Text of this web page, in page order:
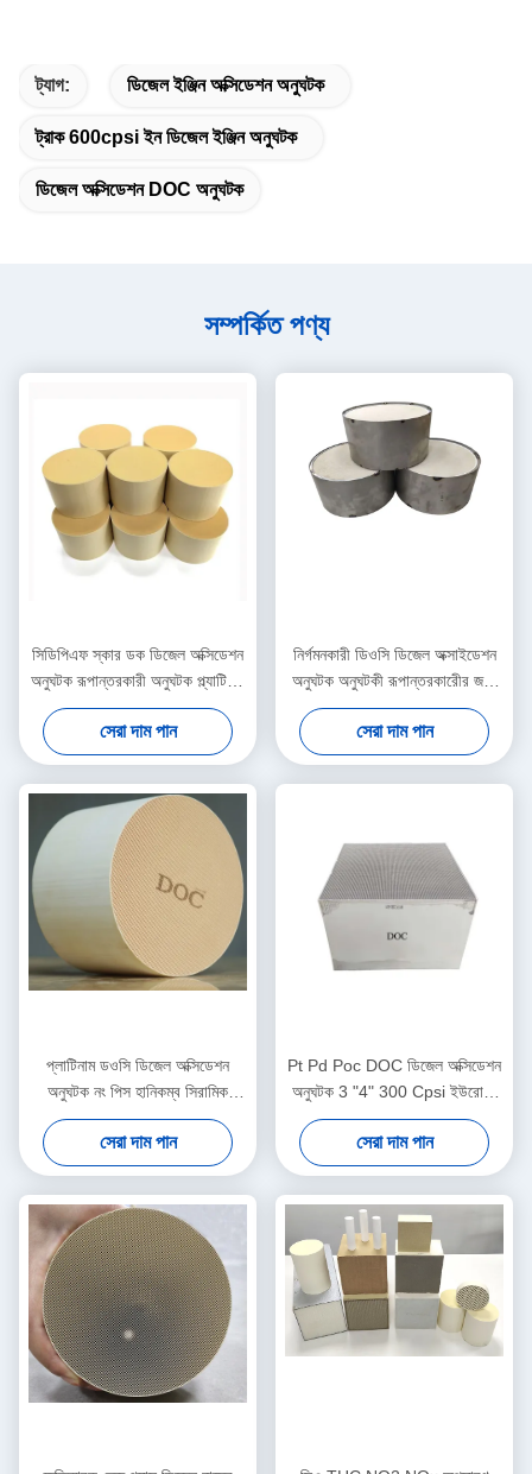
ট্যাগ: ডিজেল ইঞ্জিন অক্সিডেশন অনুঘটক
ট্রাক 600cpsi ইন ডিজেল ইঞ্জিন অনুঘটক
ডিজেল অক্সিডেশন DOC অনুঘটক
সম্পর্কিত পণ্য
সিডিপিএফ স্কার ডক ডিজেল অক্সিডেশন
অনুঘটক রূপান্তরকারী অনুঘটক প্ল্যাটিনাম
চিকিত্সা বায়বীয় দূষণকারী
সেরা দাম পান
নির্গমনকারী ডিওসি ডিজেল অক্সাইডেশন
অনুঘটক অনুঘটকী রূপান্তরকারীের জন্য
অক্সিডাইজড ইউরো III IV ভি
সেরা দাম পান
প্লাটিনাম ডওসি ডিজেল অক্সিডেশন
অনুঘটক নং পিস হানিকম্ব সিরামিক
মনোলিথ অনুঘটক সাবস্ট্রেট
সেরা দাম পান
Pt Pd Poc DOC ডিজেল অক্সিডেশন
অনুঘটক 3 "4" 300 Cpsi ইউরো 3
4 5 এর জন্য
সেরা দাম পান